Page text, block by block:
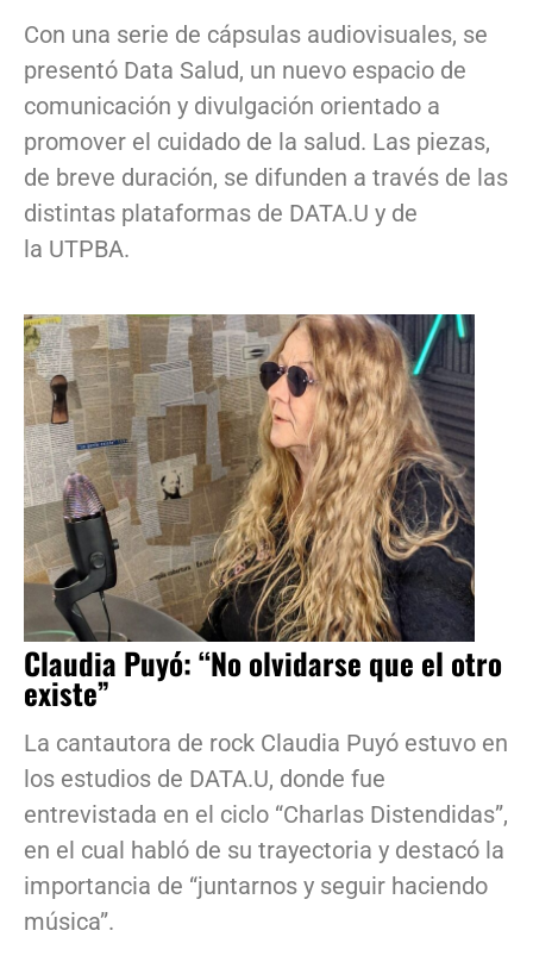
Con una serie de cápsulas audiovisuales, se
presentó Data Salud, un nuevo espacio de
comunicación y divulgación orientado a
promover el cuidado de la salud. Las piezas,
de breve duración, se difunden a través de las
distintas plataformas de DATA.U y de
la UTPBA.
Claudia Puyó: “No olvidarse que el otro
existe”
La cantautora de rock Claudia Puyó estuvo en
los estudios de DATA.U, donde fue
entrevistada en el ciclo “Charlas Distendidas”,
en el cual habló de su trayectoria y destacó la
importancia de “juntarnos y seguir haciendo
música”.